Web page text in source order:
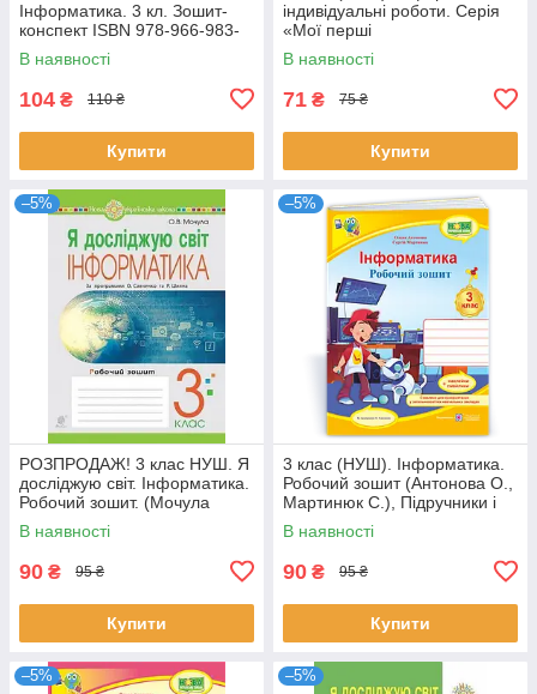
Інформатика. 3 кл. Зошит-
конспект ISBN 978-966-983-
638-0
В наявності
104 ₴ 110 ₴
Купити
індивідуальні роботи. Серія
«Мої перші
досягнення»(Антонова О.,
Мартинюк С.),
В наявності
71 ₴ 75 ₴
Купити
–5%
РОЗПРОДАЖ! 3 клас НУШ. Я
досліджую світ. Інформатика.
Робочий зошит. (Мочула
Ольга Василівна), Богдан
В наявності
90 ₴ 95 ₴
Купити
–5%
3 клас (НУШ). Інформатика.
Робочий зошит (Антонова О.,
Мартинюк С.), Підручники і
посібники
В наявності
90 ₴ 95 ₴
Купити
–5% –5%